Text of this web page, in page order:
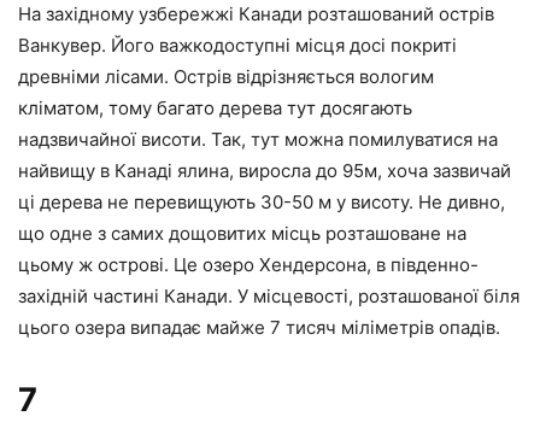
На західному узбережжі Канади розташований острів
Ванкувер. Його важкодоступні місця досі покриті
древніми лісами. Острів відрізняється вологим
кліматом, тому багато дерева тут досягають
надзвичайної висоти. Так, тут можна помилуватися на
найвищу в Канаді ялина, виросла до 95м, хоча зазвичай
ці дерева не перевищують 30-50 м у висоту. Не дивно,
що одне з самих дощовитих місць розташоване на
цьому ж острові. Це озеро Хендерсона, в південно-
західній частині Канади. У місцевості, розташованої біля
цього озера випадає майже 7 тисяч міліметрів опадів.
7